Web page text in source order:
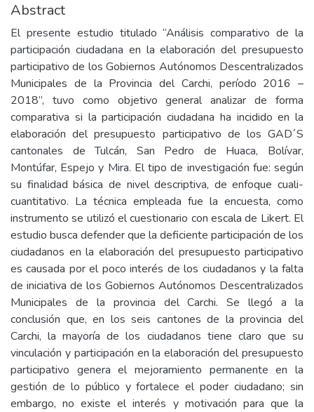
Abstract
El presente estudio titulado “Análisis comparativo de la
participación ciudadana en la elaboración del presupuesto
participativo de los Gobiernos Autónomos Descentralizados
Municipales de la Provincia del Carchi, período 2016 –
2018”, tuvo como objetivo general analizar de forma
comparativa si la participación ciudadana ha incidido en la
elaboración del presupuesto participativo de los GAD´S
cantonales de Tulcán, San Pedro de Huaca, Bolívar,
Montúfar, Espejo y Mira. El tipo de investigación fue: según
su finalidad básica de nivel descriptiva, de enfoque cuali-
cuantitativo. La técnica empleada fue la encuesta, como
instrumento se utilizó el cuestionario con escala de Likert. El
estudio busca defender que la deficiente participación de los
ciudadanos en la elaboración del presupuesto participativo
es causada por el poco interés de los ciudadanos y la falta
de iniciativa de los Gobiernos Autónomos Descentralizados
Municipales de la provincia del Carchi. Se llegó a la
conclusión que, en los seis cantones de la provincia del
Carchi, la mayoría de los ciudadanos tiene claro que su
vinculación y participación en la elaboración del presupuesto
participativo genera el mejoramiento permanente en la
gestión de lo público y fortalece el poder ciudadano; sin
embargo, no existe el interés y motivación para que la